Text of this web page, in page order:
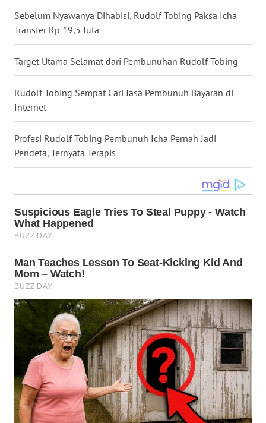
Sebelum Nyawanya Dihabisi, Rudolf Tobing Paksa Icha
Transfer Rp 19,5 Juta
Target Utama Selamat dari Pembunuhan Rudolf Tobing
Rudolf Tobing Sempat Cari Jasa Pembunuh Bayaran di
Internet
Profesi Rudolf Tobing Pembunuh Icha Pernah Jadi
Pendeta, Ternyata Terapis
WN
NUSANTARA
WN
BALI
WN
WN
KALTARA
KALSEL
WN
KALTIM
WN